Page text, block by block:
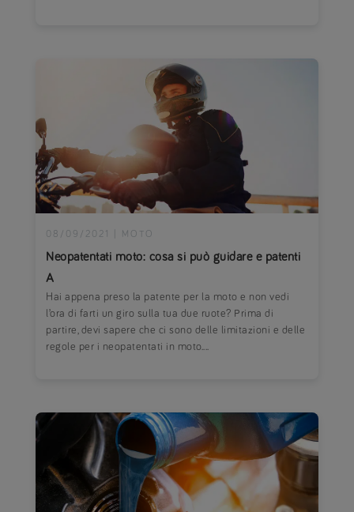
Neopatentati moto: cosa si può guidare e patenti
A
08/09/2021 MOTO
Hai appena preso la patente per la moto e non vedi
l’ora di farti un giro sulla tua due ruote? Prima di
partire, devi sapere che ci sono delle limitazioni e delle
regole per i neopatentati in moto....